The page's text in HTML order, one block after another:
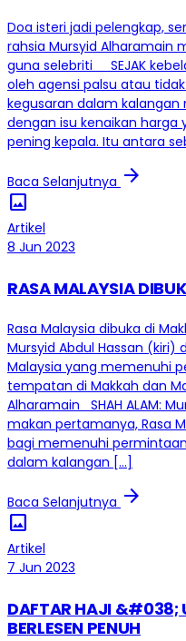
Doa isteri jadi pelengkap,
rahsia Mursyid Alharamain
guna selebriti SEJAK
oleh agensi palsu atau
kegusaran dalam
dengan isu kenaikan
pening kepala. Itu antara
Baca Selanjutnya arrow_forward
image
Artikel
8 Jun 2023
RASA MALAYSIA
Rasa Malaysia dibuka di
Mursyid Abdul Hassan (kiri)
Malaysia yang memenuhi
tempatan di Makkah dan
Alharamain SHAH ALAM:
makan pertamanya, Rasa
bagi memenuhi
dalam kalangan […]
Baca Selanjutnya arrow_forward
image
Artikel
7 Jun 2023
DAFTAR HAJI &#038;
BERLESEN PENUH